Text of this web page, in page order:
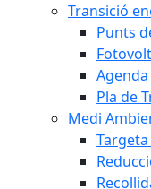
Transició
Punts
Pla de
Medi